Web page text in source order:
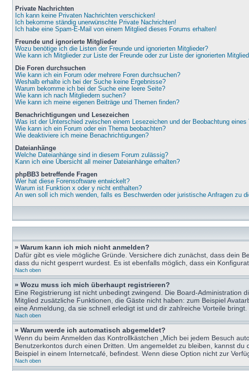
Private Nachrichten
Ich kann keine Privaten Nachrichten verschicken!
Ich bekomme ständig unerwünschte Private Nachrichten!
Ich habe eine Spam-E-Mail von einem Mitglied dieses Forums erhalten!
Freunde und ignorierte Mitglieder
Wozu benötige ich die Listen der Freunde und ignorierten Mitglieder?
Wie kann ich Mitglieder zur Liste der Freunde oder zur Liste der ignorierten
Die Foren durchsuchen
Wie kann ich ein Forum oder mehrere Foren durchsuchen?
Weshalb erhalte ich bei der Suche keine Ergebnisse?
Warum bekomme ich bei der Suche eine leere Seite?
Wie kann ich nach Mitgliedern suchen?
Wie kann ich meine eigenen Beiträge und Themen finden?
Benachrichtigungen und Lesezeichen
Was ist der Unterschied zwischen einem Lesezeichen und der Beobachtung eines
Wie kann ich ein Forum oder ein Thema beobachten?
Wie deaktiviere ich meine Benachrichtigungen?
Dateianhänge
Welche Dateianhänge sind in diesem Forum zulässig?
Kann ich eine Übersicht all meiner Dateianhänge erhalten?
phpBB3 betreffende Fragen
Wer hat diese Forensoftware entwickelt?
Warum ist Funktion x oder y nicht enthalten?
An wen soll ich mich wenden, falls es Beschwerden oder juristische Anfragen zu
» Warum kann ich mich nicht anmelden?
Dafür gibt es viele mögliche Gründe. Versichere dich zunächst, dass dein
dass du nicht gesperrt wurdest. Es ist ebenfalls möglich, dass ein
Nach oben
» Wozu muss ich mich überhaupt registrieren?
Eine Registrierung ist nicht unbedingt zwingend. Die Board-
Mitglied zusätzliche Funktionen, die Gäste nicht haben: zum Beispiel
eine Anmeldung, da sie schnell erledigt ist und dir zahlreiche Vorteile bringt.
Nach oben
» Warum werde ich automatisch abgemeldet?
Wenn du beim Anmelden das Kontrollkästchen „Mich bei jedem Besuch
Benutzerkontos durch einen Dritten. Um angemeldet zu bleiben, kannst
Beispiel in einem Internetcafé, befindest. Wenn diese Option nicht zur
Nach oben